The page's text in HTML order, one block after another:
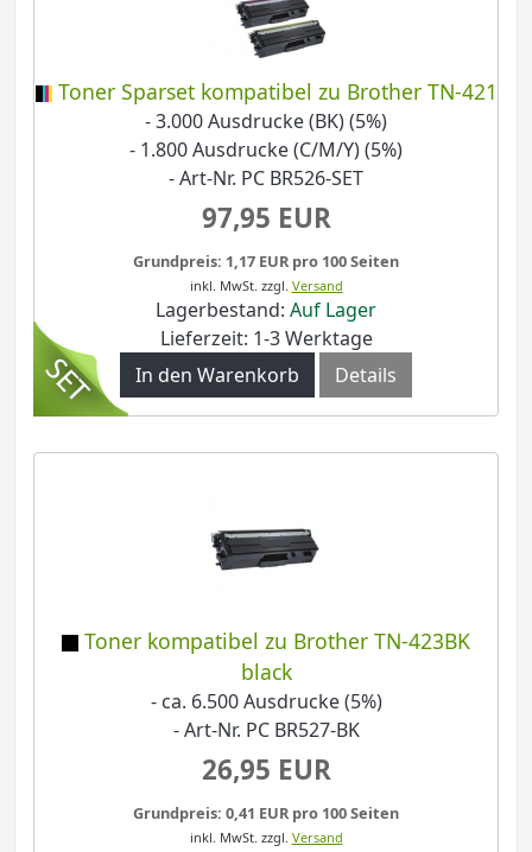
Toner Sparset kompatibel zu Brother TN-421
- 3.000 Ausdrucke (BK) (5%)
- 1.800 Ausdrucke (C/M/Y) (5%)
- Art-Nr. PC BR526-SET
97,95 EUR
Grundpreis: 1,17 EUR pro 100 Seiten
inkl. MwSt. zzgl. Versand
Lagerbestand: Auf Lager
Lieferzeit: 1-3 Werktage
In den Warenkorb
Details
Toner kompatibel zu Brother TN-423BK
black
- ca. 6.500 Ausdrucke (5%)
- Art-Nr. PC BR527-BK
26,95 EUR
Grundpreis: 0,41 EUR pro 100 Seiten
inkl. MwSt. zzgl. Versand